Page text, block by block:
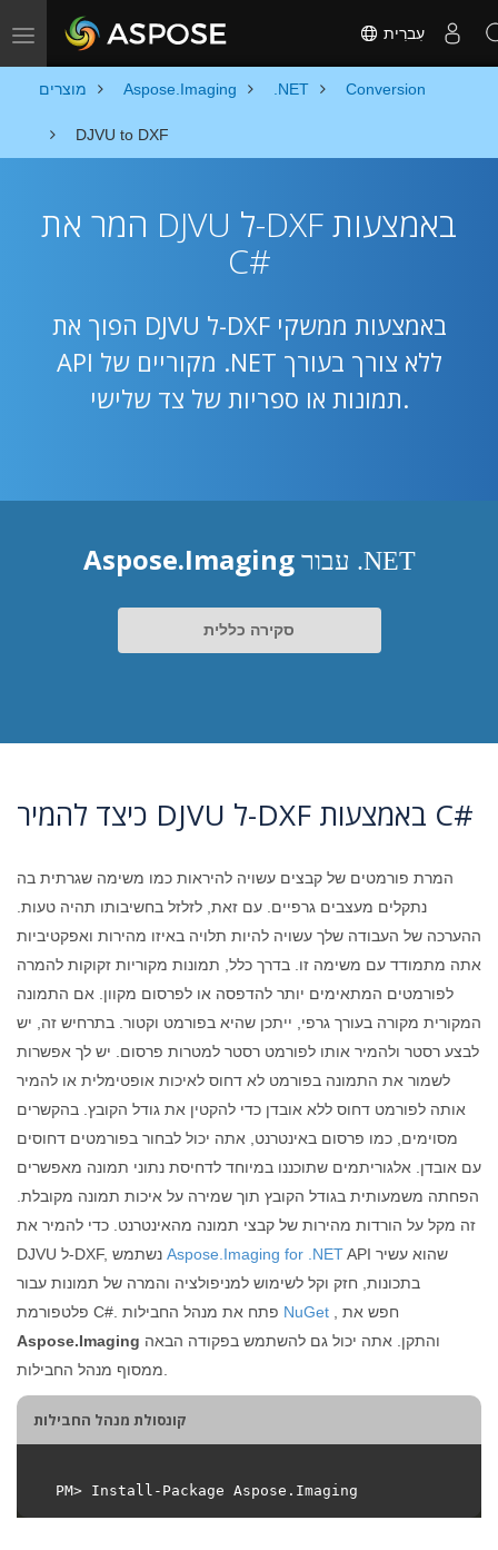
Toggle navigation עִברִית
מוצרים Aspose.Imaging .NET Conversion
DJVU to DXF
המר את DJVU ל-DXF באמצעות
C#
הפוך את DJVU ל-DXF באמצעות ממשקי
API מקוריים של .NET ללא צורך בעורך
תמונות או ספריות של צד שלישי.
Aspose.Imaging עבור .NET
סקירה כללית
כיצד להמיר DJVU ל-DXF באמצעות C#
המרת פורמטים של קבצים עשויה להיראות כמו משימה שגרתית בה
נתקלים מעצבים גרפיים. עם זאת, לזלזל בחשיבותו תהיה טעות.
ההערכה של העבודה שלך עשויה להיות תלויה באיזו מהירות ואפקטיביות
אתה מתמודד עם משימה זו. בדרך כלל, תמונות מקוריות זקוקות להמרה
לפורמטים המתאימים יותר להדפסה או לפרסום מקוון. אם התמונה
המקורית מקורה בעורך גרפי, ייתכן שהיא בפורמט וקטור. בתרחיש זה, יש
לבצע רסטר ולהמיר אותו לפורמט רסטר למטרות פרסום. יש לך אפשרות
לשמור את התמונה בפורמט לא דחוס לאיכות אופטימלית או להמיר
אותה לפורמט דחוס ללא אובדן כדי להקטין את גודל הקובץ. בהקשרים
מסוימים, כמו פרסום באינטרנט, אתה יכול לבחור בפורמטים דחוסים
עם אובדן. אלגוריתמים שתוכננו במיוחד לדחיסת נתוני תמונה מאפשרים
הפחתה משמעותית בגודל הקובץ תוך שמירה על איכות תמונה מקובלת.
זה מקל על הורדות מהירות של קבצי תמונה מהאינטרנט. כדי להמיר את
Aspose.Imaging for .NETAPI שהוא עשיר
בתכונות, חזק וקל לשימוש למניפולציה והמרה של תמונות עבור
NuGet
, חפש את
Aspose.Imaging
קונסולת מנהל החבילות